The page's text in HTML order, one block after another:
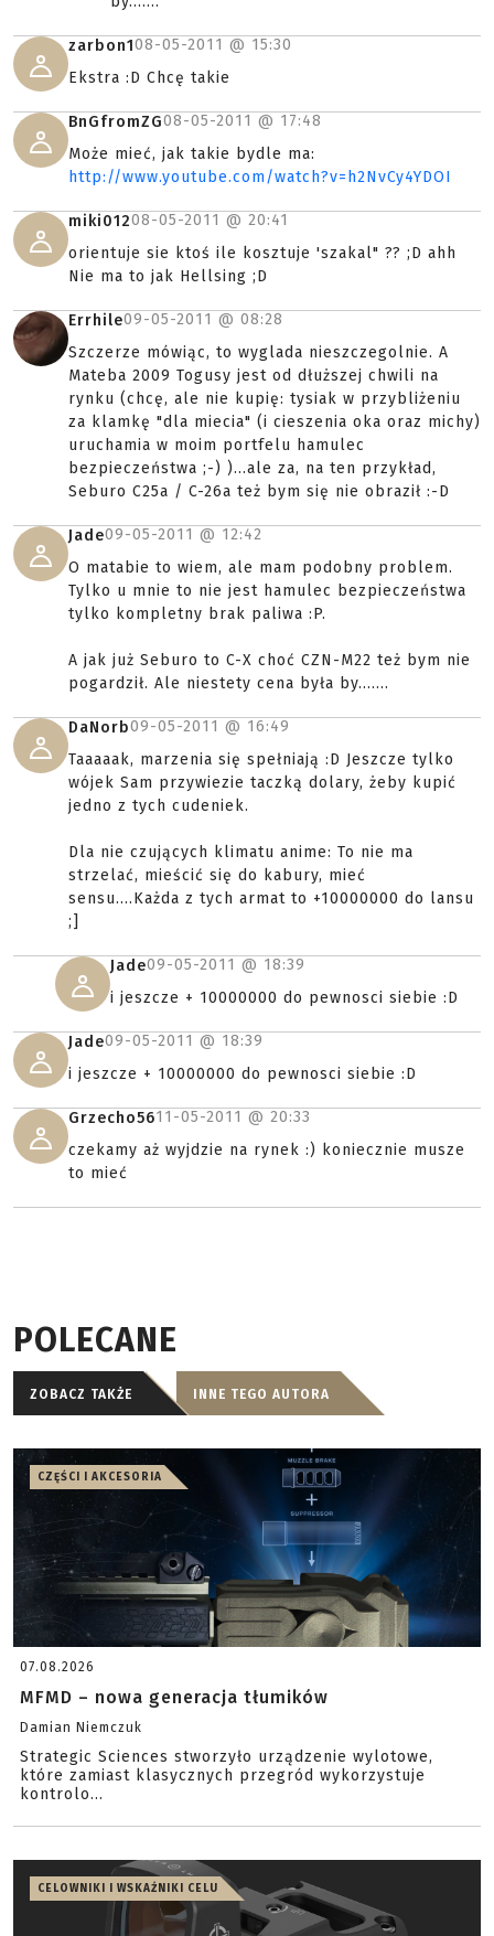
zarbon108-05-2011 @ 15:30
Ekstra :D Chcę takie
BnGfromZG08-05-2011 @ 17:48
Może mieć, jak takie bydle ma:
http://www.youtube.com/watch?v=h2NvCy4YDOI
miki01208-05-2011 @ 20:41
orientuje sie ktoś ile kosztuje 'szakal" ?? ;D ahh
Nie ma to jak Hellsing ;D
Errhile09-05-2011 @ 08:28
Szczerze mówiąc, to wyglada nieszczegolnie. A
Mateba 2009 Togusy jest od dłuższej chwili na
rynku (chcę, ale nie kupię: tysiak w przybliżeniu
za klamkę "dla miecia" (i cieszenia oka oraz michy)
uruchamia w moim portfelu hamulec
bezpieczeństwa ;-) )...ale za, na ten przykład,
Seburo C25a / C-26a też bym się nie obraził :-D
Jade09-05-2011 @ 12:42
O matabie to wiem, ale mam podobny problem.
Tylko u mnie to nie jest hamulec bezpieczeństwa
tylko kompletny brak paliwa :P.
A jak już Seburo to C-X choć CZN-M22 też bym nie
pogardził. Ale niestety cena była by.......
DaNorb09-05-2011 @ 16:49
Taaaaak, marzenia się spełniają :D Jeszcze tylko
wójek Sam przywiezie taczką dolary, żeby kupić
jedno z tych cudeniek.
Dla nie czujących klimatu anime: To nie ma
strzelać, mieścić się do kabury, mieć
sensu....Każda z tych armat to +10000000 do lansu
;]
Jade09-05-2011 @ 18:39
i jeszcze + 10000000 do pewnosci siebie :D
Jade09-05-2011 @ 18:39
i jeszcze + 10000000 do pewnosci siebie :D
Grzecho5611-05-2011 @ 20:33
czekamy aż wyjdzie na rynek :) koniecznie musze
to mieć
POLECANE
ZOBACZ TAKŻE INNE TEGO AUTORA
CZĘŚCI I AKCESORIA
07.08.2026
MFMD – nowa generacja tłumików
Damian Niemczuk
Strategic Sciences stworzyło urządzenie wylotowe,
które zamiast klasycznych przegród wykorzystuje
kontrolo...
CELOWNIKI I WSKAŹNIKI CELU